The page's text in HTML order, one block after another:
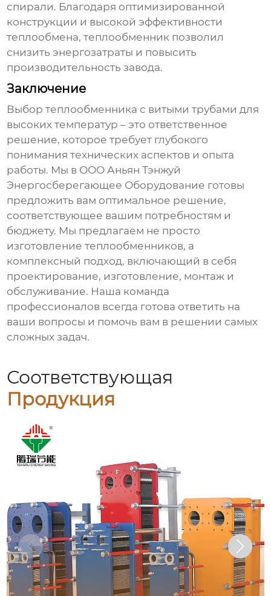
спирали. Благодаря оптимизированной
конструкции и высокой эффективности
теплообмена, теплообменник позволил
снизить энергозатраты и повысить
производительность завода.
Заключение
Выбортеплообменника с витыми трубами для
высоких температур – это ответственное
решение, которое требует глубокого
понимания технических аспектов и опыта
работы. Мы в ООО Аньян Тэнжуй
Энергосберегающее Оборудование готовы
предложить вам оптимальное решение,
соответствующее вашим потребностям и
бюджету. Мы предлагаем не просто
изготовление теплообменников, а
комплексный подход, включающий в себя
проектирование, изготовление, монтаж и
обслуживание. Наша команда
профессионалов всегда готова ответить на
ваши вопросы и помочь вам в решении самых
сложных задач.
Соответствующая
Продукция